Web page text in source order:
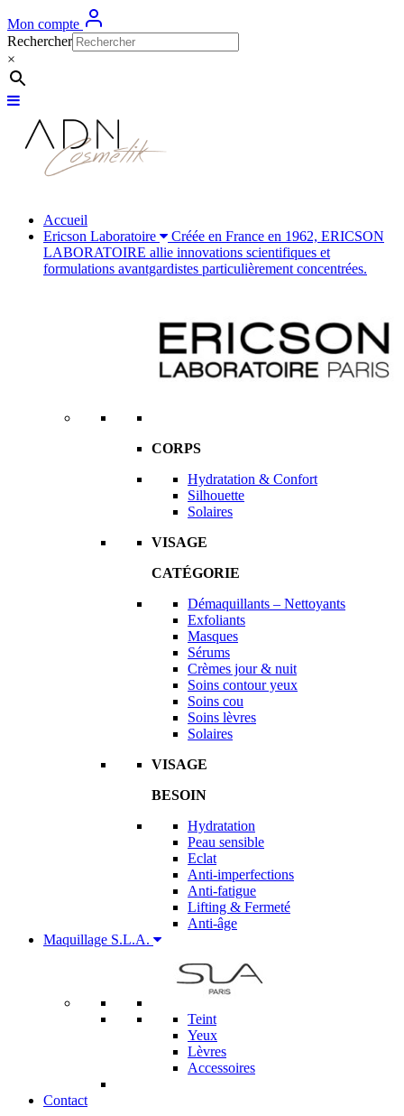
Mon compte
Rechercher
×
Accueil
Ericson Laboratoire
Créée en France en 1962, ERICSON
LABORATOIRE allie innovations scientifiques et
formulations avantgardistes particulièrement concentrées.
CORPS
Hydratation & Confort
Silhouette
Solaires
VISAGE
CATÉGORIE
Démaquillants – Nettoyants
Exfoliants
Masques
Sérums
Crèmes jour & nuit
Soins contour yeux
Soins cou
Soins lèvres
Solaires
VISAGE
BESOIN
Hydratation
Peau sensible
Eclat
Anti-imperfections
Anti-fatigue
Lifting & Fermeté
Anti-âge
Maquillage S.L.A.
Teint
Yeux
Lèvres
Accessoires
Contact